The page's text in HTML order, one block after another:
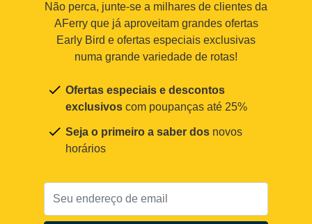
Não perca, junte-se a milhares de clientes da
AFerry que já aproveitam grandes ofertas
Early Bird e ofertas especiais exclusivas
numa grande variedade de rotas!
Ofertas especiais e descontos
exclusivos com poupanças até 25%
Seja o primeiro a saber dos novos
horários